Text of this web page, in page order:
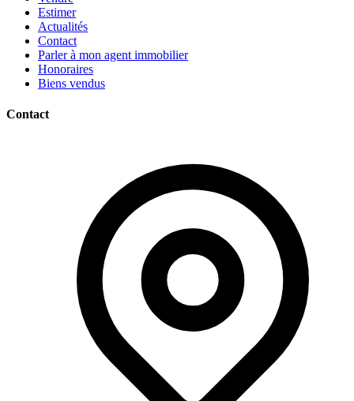
Estimer
Actualités
Contact
Parler à mon agent immobilier
Honoraires
Biens vendus
Contact